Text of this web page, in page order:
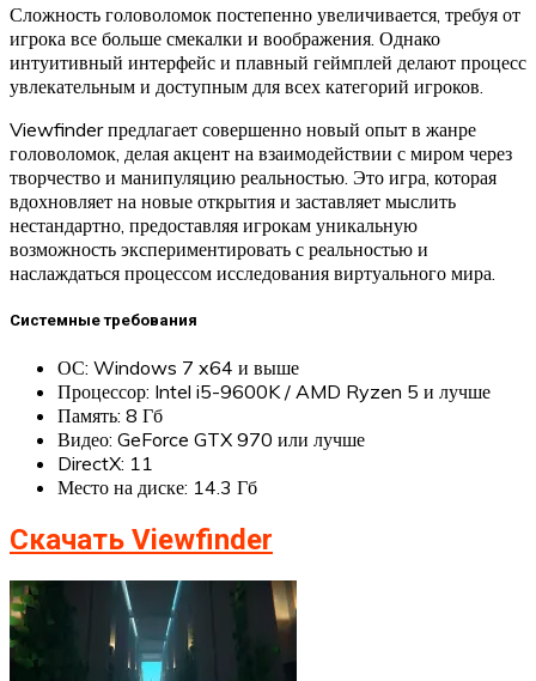
Сложность головоломок постепенно увеличивается, требуя от
игрока все больше смекалки и воображения. Однако
интуитивный интерфейс и плавный геймплей делают процесс
увлекательным и доступным для всех категорий игроков.
Viewfinder предлагает совершенно новый опыт в жанре
головоломок, делая акцент на взаимодействии с миром через
творчество и манипуляцию реальностью. Это игра, которая
вдохновляет на новые открытия и заставляет мыслить
нестандартно, предоставляя игрокам уникальную
возможность экспериментировать с реальностью и
наслаждаться процессом исследования виртуального мира.
Системные требования
ОС: Windows 7 x64 и выше
Процессор: Intel i5-9600K / AMD Ryzen 5 и лучше
Память: 8 Гб
Видео: GeForce GTX 970 или лучше
DirectX: 11
Место на диске: 14.3 Гб
Скачать Viewfinder